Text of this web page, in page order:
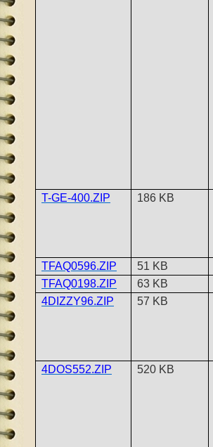
T-GE-400.ZIP 186 KB
TFAQ0596.ZIP 51 KB
TFAQ0198.ZIP
63 KB
4DIZZY96.ZIP
57 KB
4DOS552.ZIP 520 KB